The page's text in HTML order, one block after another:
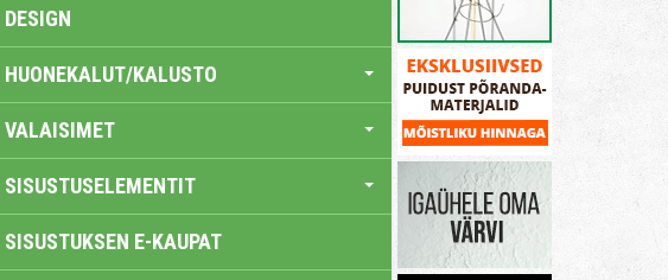
DESIGN
HUONEKALUT/KALUSTO
VALAISIMET
SISUSTUSELEMENTIT
SISUSTUKSEN E-KAUPAT